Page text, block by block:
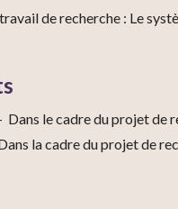
de recherche : Le
le cadre du projet de
la cadre du projet de